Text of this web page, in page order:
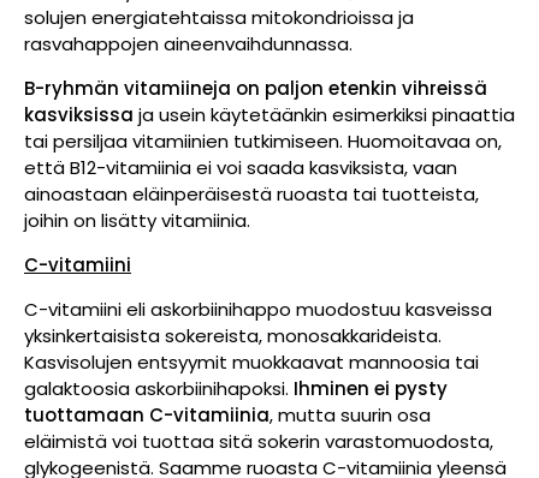
solujen energiatehtaissa mitokondrioissa ja
rasvahappojen aineenvaihdunnassa.
B-ryhmän vitamiineja on paljon etenkin vihreissä
kasviksissa ja usein käytetäänkin esimerkiksi pinaattia
tai persiljaa vitamiinien tutkimiseen. Huomoitavaa on,
että B12-vitamiinia ei voi saada kasviksista, vaan
ainoastaan eläinperäisestä ruoasta tai tuotteista,
joihin on lisätty vitamiinia.
C-vitamiini
C-vitamiini eli askorbiinihappo muodostuu kasveissa
yksinkertaisista sokereista, monosakkarideista.
Kasvisolujen entsyymit muokkaavat mannoosia tai
galaktoosia askorbiinihapoksi. Ihminen ei pysty
tuottamaan C-vitamiinia, mutta suurin osa
eläimistä voi tuottaa sitä sokerin varastomuodosta,
glykogeenistä. Saamme ruoasta C-vitamiinia yleensä